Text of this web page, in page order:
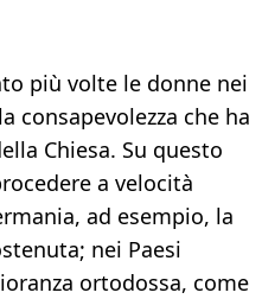
più volte le donne nei
consapevolezza che ha
Chiesa. Su questo
a velocità
ad esempio, la
nei Paesi
ortodossa, come